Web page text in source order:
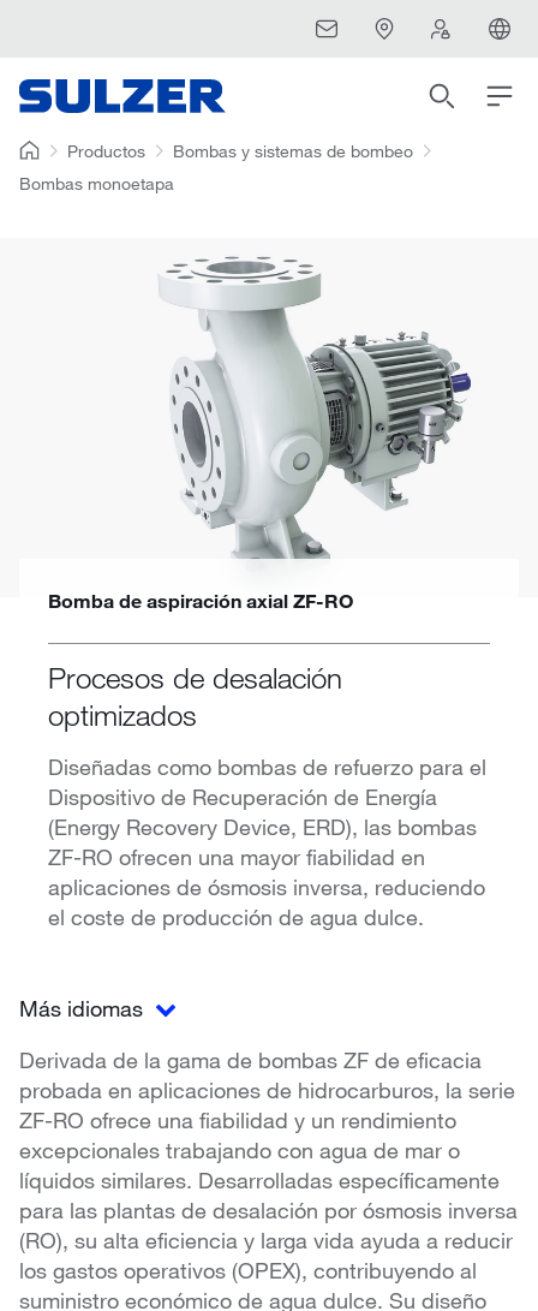
Productos
Bombas y sistemas de bombeo
Bombas monoetapa
Bomba de aspiración axial ZF-RO
Procesos de desalación
optimizados
Diseñadas como bombas de refuerzo para el
Dispositivo de Recuperación de Energía
(Energy Recovery Device, ERD), las bombas
ZF-RO ofrecen una mayor fiabilidad en
aplicaciones de ósmosis inversa, reduciendo
el coste de producción de agua dulce.
Más idiomas
Derivada de la gama de bombas ZF de eficacia
probada en aplicaciones de hidrocarburos, la serie
ZF-RO ofrece una fiabilidad y un rendimiento
excepcionales trabajando con agua de mar o
líquidos similares. Desarrolladas específicamente
para las plantas de desalación por ósmosis inversa
(RO), su alta eficiencia y larga vida ayuda a reducir
los gastos operativos (OPEX), contribuyendo al
suministro económico de agua dulce. Su diseño